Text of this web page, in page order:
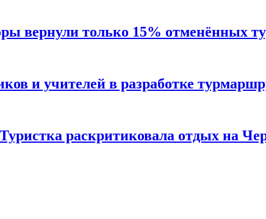
вернули только 15% отменённых
и учителей в разработке
раскритиковала отдых на